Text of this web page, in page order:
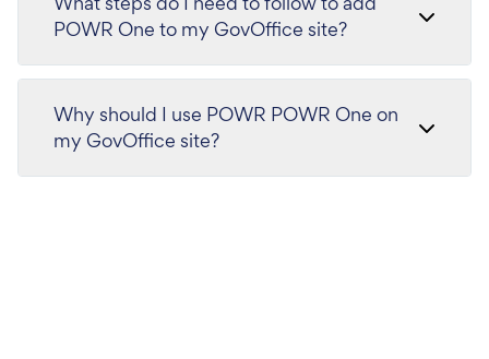
POWR One to my GovOffice site?
Why should I use POWR POWR One on
my GovOffice site?